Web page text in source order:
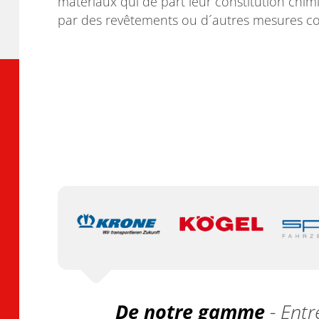
par des revêtements ou d´autres mesures
De notre gamme-